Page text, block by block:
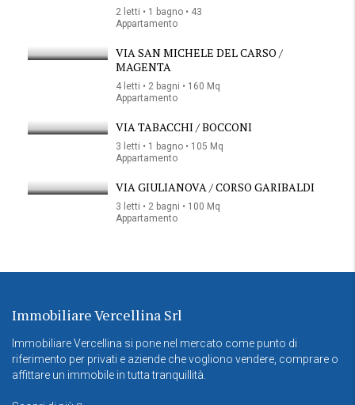
2 letti • 1 bagno • 43
Appartamento
VIA SAN MICHELE DEL CARSO /
MAGENTA
4 letti • 2 bagni • 160 Mq
Appartamento
VIA TABACCHI / BOCCONI
3 letti • 1 bagno • 105 Mq
Appartamento
VIA GIULIANOVA / CORSO GARIBALDI
3 letti • 2 bagni • 100 Mq
Appartamento
Immobiliare Vercellina Srl
Immobiliare Vercellina si pone nel mercato come punto di
riferimento per privati e aziende che vogliono vendere, comprare o
affittare un immobile in tutta tranquillità.